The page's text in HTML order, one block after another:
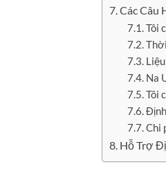
Các Câu
Tôi
Na
Tôi
Chi
Hỗ Trợ